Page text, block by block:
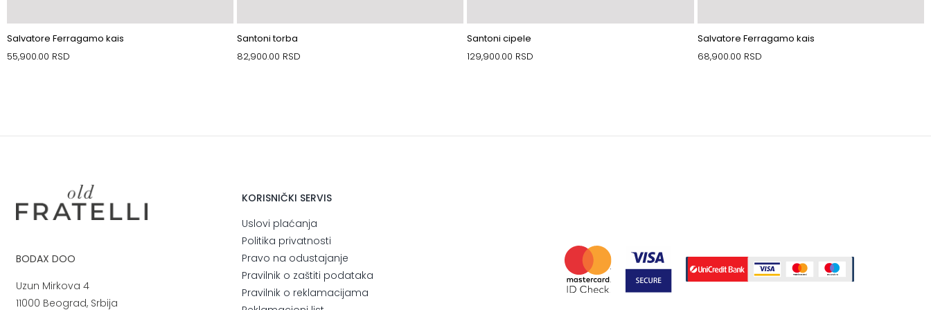
Salvatore Ferragamo kais
55,900.00 RSD
Santoni torba
82,900.00 RSD
Santoni cipele
129,900.00 RSD
Salvatore Ferragamo kais
68,900.00 RSD
BODAX DOO
Uzun Mirkova 4
11000 Beograd, Srbija
KORISNIČKI SERVIS
Uslovi plaćanja
Politika privatnosti
Pravo na odustajanje
Pravilnik o zaštiti podataka
Pravilnik o reklamacijama